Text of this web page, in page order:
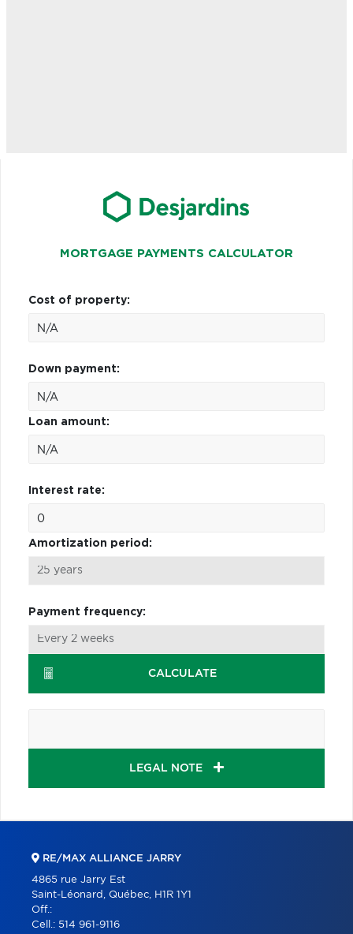
MORTGAGE PAYMENTS CALCULATOR
Cost of property:
Down payment:
Loan amount:
Interest rate:
Amortization period:
Payment frequency:
CALCULATE
LEGAL NOTE
RE/MAX ALLIANCE JARRY
4865 rue Jarry Est
Saint-Léonard, Québec, H1R 1Y1
Off.:
Cell.: 514 961-9116